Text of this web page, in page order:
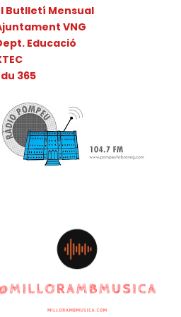
Butlletí Mensual
VNG
Educació
365